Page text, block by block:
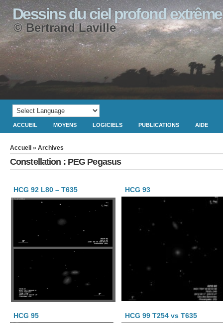
Dessins du ciel profond extrême
© Bertrand Laville
ACCUEIL MOYENS LOGICIELS PUBLICATIONS AIDE
Accueil » Archives
Constellation : PEG Pegasus
HCG 92 L80 – T635 HCG 93
HCG 95 HCG 99 T254 vs T635